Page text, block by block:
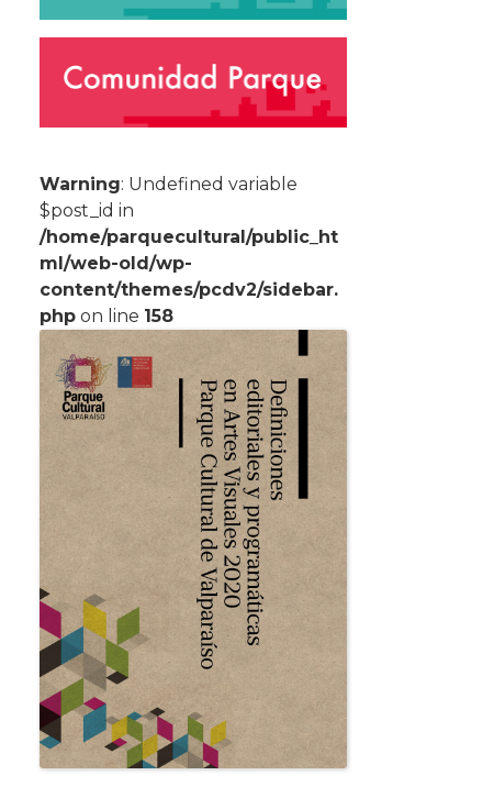
Warning: Undefined variable
$post_id in
/home/parquecultural/public_ht
ml/web-old/wp-
content/themes/pcdv2/sidebar.
php on line 158